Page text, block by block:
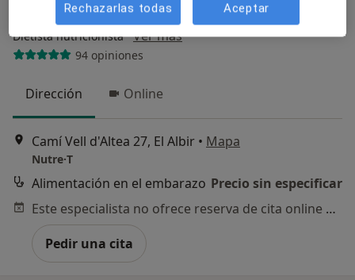
Ana Ruíz Sánchez
Dietista nutricionista·Ver más
94 opiniones
Dirección Online
Camí Vell d'Altea 27, El Albir • Mapa
Nutre·T
Alimentación en el embarazo Precio sin especificar
Este especialista no ofrece reserva de cita online en esta dirección.
Pedir una cita
Rechazarlas todas Aceptar